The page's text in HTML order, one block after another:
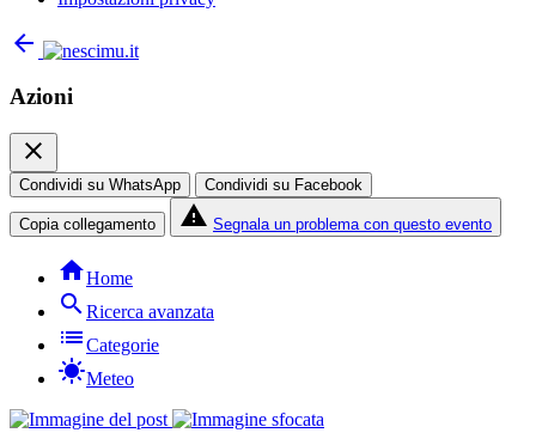
arrow_back
Azioni
close
Condividi su WhatsApp Condividi su Facebook
Copia collegamento report_problem Segnala un problema con questo evento
homeHome
searchRicerca avanzata
listCategorie
sunnyMeteo